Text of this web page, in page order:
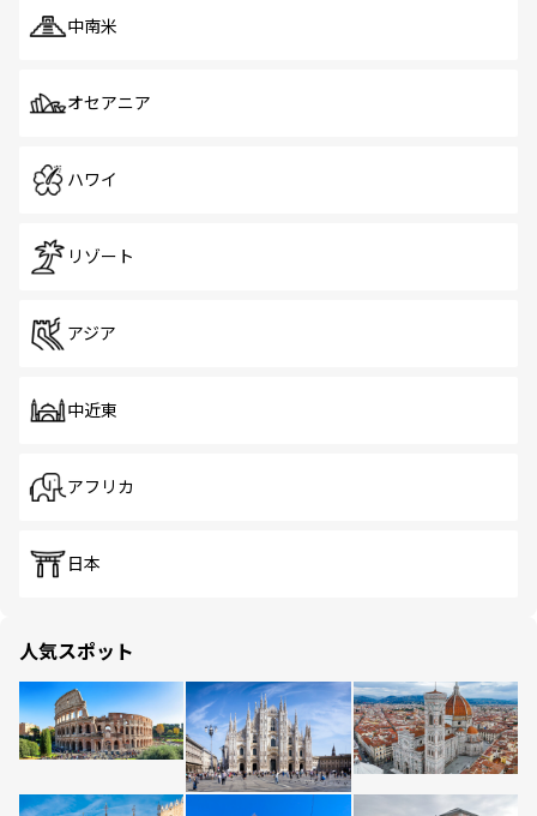
中南米
オセアニア
ハワイ
リゾート
アジア
中近東
アフリカ
日本
人気スポット